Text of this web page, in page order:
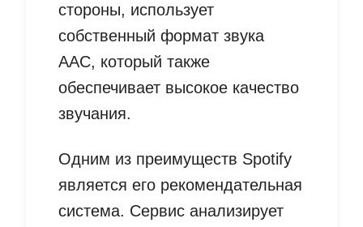
стороны, использует
собственный формат звука
AAC, который также
обеспечивает высокое качество
звучания.
Одним из преимуществ Spotify
является его рекомендательная
система. Сервис анализирует